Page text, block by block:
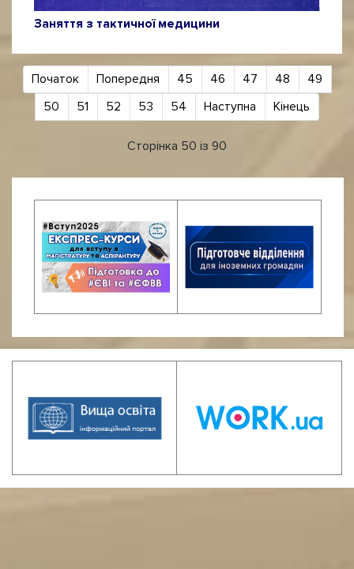
Заняття з тактичної медицини
Початок Попередня 45 46 47 48
49
50
51 52 53 54 Наступна Кінець
Сторінка 50 із 90